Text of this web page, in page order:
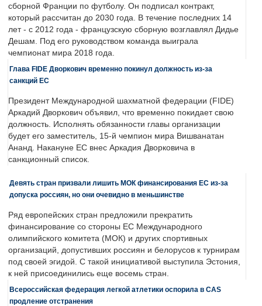
сборной Франции по футболу. Он подписал контракт,
который рассчитан до 2030 года. В течение последних 14
лет - с 2012 года - французскую сборную возглавлял Дидье
Дешам. Под его руководством команда выиграла
чемпионат мира 2018 года.
Глава FIDE Дворкович временно покинул должность из-за
санкций ЕС
Президент Международной шахматной федерации (FIDE)
Аркадий Дворкович объявил, что временно покидает свою
должность. Исполнять обязанности главы организации
будет его заместитель, 15-й чемпион мира Вишванатан
Ананд. Накануне ЕС внес Аркадия Дворковича в
санкционный список.
Девять стран призвали лишить МОК финансирования ЕС из-за
допуска россиян, но они очевидно в меньшинстве
Ряд европейских стран предложили прекратить
финансирование со стороны ЕС Международного
олимпийского комитета (МОК) и других спортивных
организаций, допустивших россиян и белорусов к турнирам
под своей эгидой. С такой инициативой выступила Эстония,
к ней присоединились еще восемь стран.
Всероссийская федерация легкой атлетики оспорила в CAS
продление отстранения